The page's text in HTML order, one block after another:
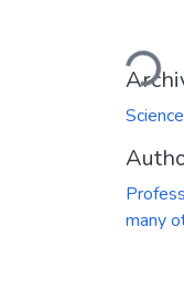
Cargando...
many